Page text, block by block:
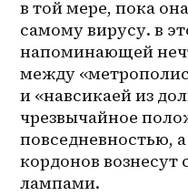
в той мере, пока
самому вирусу. в
напоминающей
между
и «навсикаей из
чрезвычайное
повседневностью,
кордонов вознесут
лампами.